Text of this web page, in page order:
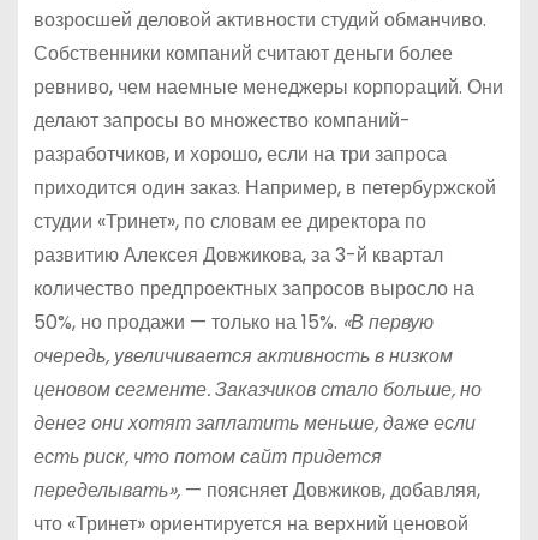
возросшей деловой активности студий обманчиво.
Собственники компаний считают деньги более
ревниво, чем наемные менеджеры корпораций. Они
делают запросы во множество компаний-
разработчиков, и хорошо, если на три запроса
приходится один заказ. Например, в петербуржской
студии «Тринет», по словам ее директора по
развитию Алексея Довжикова, за 3-й квартал
количество предпроектных запросов выросло на
50%, но продажи — только на 15%. «В первую
очередь, увеличивается активность в низком
ценовом сегменте. Заказчиков стало больше, но
денег они хотят заплатить меньше, даже если
есть риск, что потом сайт придется
переделывать»,— поясняет Довжиков, добавляя,
что «Тринет» ориентируется на верхний ценовой